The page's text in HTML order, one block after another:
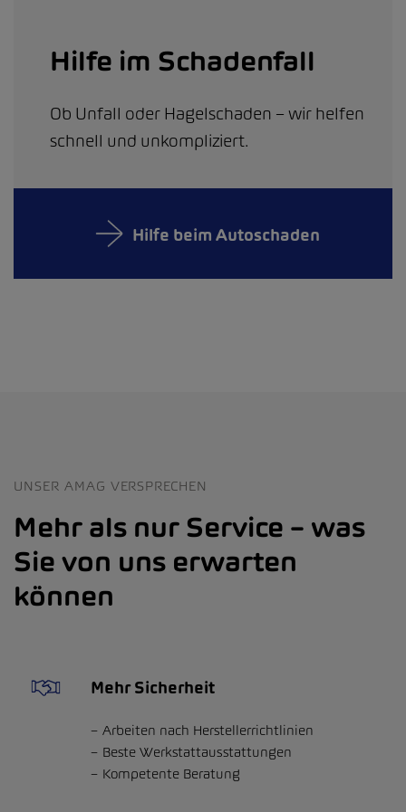
Hilfe im Schadenfall
Ob Unfall oder Hagelschaden – wir helfen
schnell und unkompliziert.
Hilfe beim Autoschaden
UNSER AMAG VERSPRECHEN
Mehr als nur Service – was
Sie von uns erwarten
können
Mehr Sicherheit
Arbeiten nach Herstellerrichtlinien
Beste Werkstattausstattungen
Kompetente Beratung